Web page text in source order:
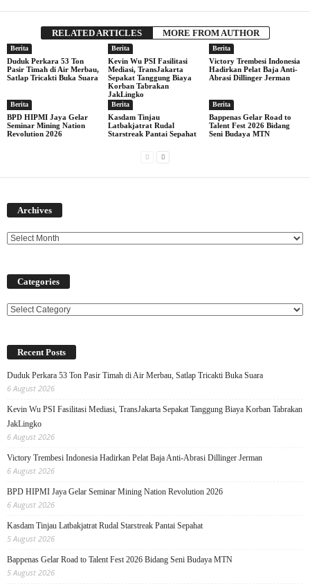
RELATED ARTICLES MORE FROM AUTHOR
Berita
Duduk Perkara 53 Ton
Pasir Timah di Air Merbau,
Satlap Tricakti Buka Suara
Berita
Kevin Wu PSI Fasilitasi
Mediasi, TransJakarta
Sepakat Tanggung Biaya
Korban Tabrakan
JakLingko
Berita
Victory Trembesi Indonesia
Hadirkan Pelat Baja Anti-
Abrasi Dillinger Jerman
Berita
BPD HIPMI Jaya Gelar
Seminar Mining Nation
Revolution 2026
Berita
Kasdam Tinjau
Latbakjatrat Rudal
Starstreak Pantai Sepahat
Berita
Bappenas Gelar Road to
Talent Fest 2026 Bidang
Seni Budaya MTN
Archives
Categories
Categories
Recent Posts
Duduk Perkara 53 Ton Pasir Timah di Air Merbau, Satlap Tricakti Buka Suara
6 August 2026
Kevin Wu PSI Fasilitasi Mediasi, TransJakarta Sepakat Tanggung Biaya Korban Tabrakan
JakLingko
6 August 2026
Victory Trembesi Indonesia Hadirkan Pelat Baja Anti-Abrasi Dillinger Jerman
6 August 2026
BPD HIPMI Jaya Gelar Seminar Mining Nation Revolution 2026
6 August 2026
Kasdam Tinjau Latbakjatrat Rudal Starstreak Pantai Sepahat
5 August 2026
Bappenas Gelar Road to Talent Fest 2026 Bidang Seni Budaya MTN
5 August 2026